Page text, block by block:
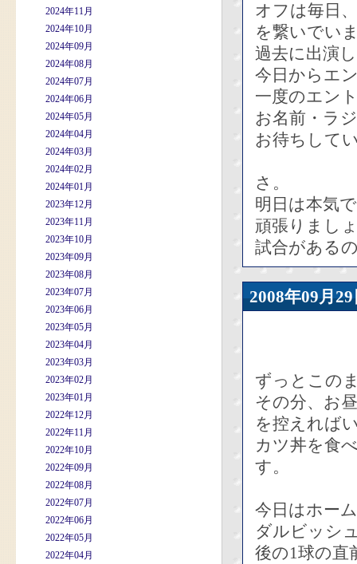
2024年11月
2024年10月
2024年09月
2024年08月
2024年07月
2024年06月
2024年05月
2024年04月
2024年03月
2024年02月
2024年01月
2023年12月
2023年11月
2023年10月
2023年09月
2023年08月
2023年07月
2023年06月
2023年05月
2023年04月
2023年03月
2023年02月
2023年01月
2022年12月
2022年11月
2022年10月
2022年09月
2022年08月
2022年07月
2022年06月
2022年05月
2022年04月
オフは毎日
を繋いでい
過去に出演
今日からエ
一度のエン
お名前・ラ
お待ちして
さ。
明日は本気
頑張りまし
試合がある
2008年09
ずっとこの
その分、お
を控えれば
カツ丼を食
す。
今日はホー
ダルビッシ
後の1球の直